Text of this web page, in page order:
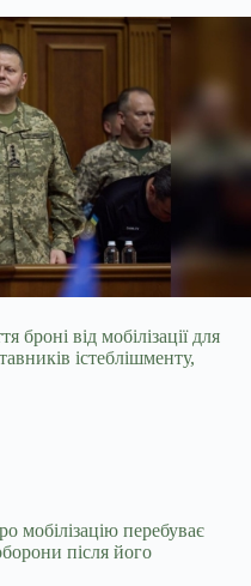
від мобілізації для
істеблішменту,
мобілізацію перебуває
після його